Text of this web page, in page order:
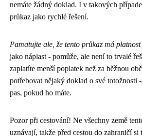
nemáte žádný doklad. I v takových
průkaz jako rychlé řešení.
Pamatujte ale, že tento průkaz má
jako náplast - pomůže, ale není to trvalé
zaplatíte menší poplatek než za běžnou
potřebovat nějaký doklad o své totožnosti
pas, pokud ho máte.
Pozor při cestování! Ne všechny země
uznávají, takže před cestou do zahraničí si